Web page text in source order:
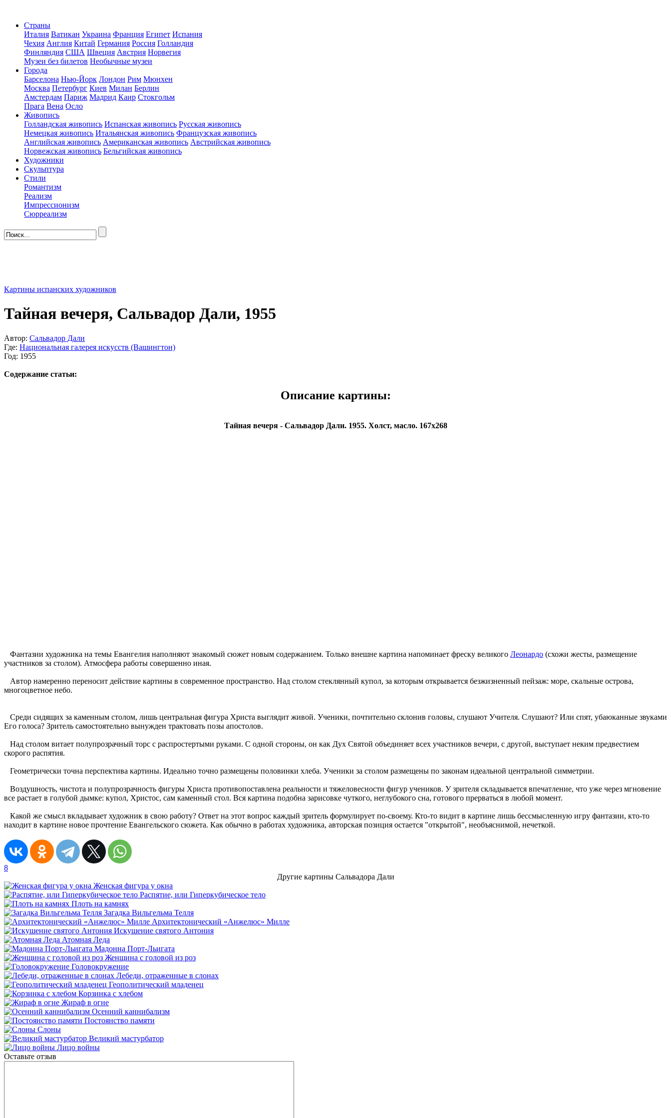
Страны
Италия Ватикан Украина Франция Египет Испания
Чехия Англия Китай Германия Россия Голландия
Финляндия США Швеция Австрия Норвегия
Музеи без билетов Необычные музеи
Города
Барселона Нью-Йорк Лондон Рим Мюнхен
Москва Петербург Киев Милан Берлин
Амстердам Париж Мадрид Каир Стокгольм
Прага Вена Осло
Живопись
Голландская живопись Испанская живопись Русская живопись
Немецкая живопись Итальянская живопись Французская живопись
Английская живопись Американская живопись Австрийская живопись
Норвежская живопись Бельгийская живопись
Художники
Скульптура
Стили
Романтизм
Реализм
Импрессионизм
Сюрреализм
Картины испанских художников
Тайная вечеря, Сальвадор Дали, 1955
Автор: Сальвадор Дали
Где: Национальная галерея искусств (Вашингтон)
Год: 1955
Содержание статьи:
Описание картины:
Тайная вечеря - Сальвадор Дали. 1955. Холст, масло. 167х268
Фантазии художника на темы Евангелия наполняют знакомый сюжет новым содержанием. Только внешне картина напоминает фреску великого Леонардо (схожи жесты, размещение
участников за столом). Атмосфера работы совершенно иная.
Автор намеренно переносит действие картины в современное пространство. Над столом стеклянный купол, за которым открывается безжизненный пейзаж: море, скальные острова,
многоцветное небо.
Среди сидящих за каменным столом, лишь центральная фигура Христа выглядит живой. Ученики, почтительно склонив головы, слушают Учителя. Слушают? Или спят, убаюканные звуками
Его голоса? Зритель самостоятельно вынужден трактовать позы апостолов.
Над столом витает полупрозрачный торс с распростертыми руками. С одной стороны, он как Дух Святой объединяет всех участников вечери, с другой, выступает неким предвестием
скорого распятия.
Геометрически точна перспектива картины. Идеально точно размещены половинки хлеба. Ученики за столом размещены по законам идеальной центральной симметрии.
Воздушность, чистота и полупрозрачность фигуры Христа противопоставлена реальности и тяжеловесности фигур учеников. У зрителя складывается впечатление, что уже через мгновение
все растает в голубой дымке: купол, Христос, сам каменный стол. Вся картина подобна зарисовке чуткого, неглубокого сна, готового прерваться в любой момент.
Какой же смысл вкладывает художник в свою работу? Ответ на этот вопрос каждый зритель формулирует по-своему. Кто-то видит в картине лишь бессмысленную игру фантазии, кто-то
находит в картине новое прочтение Евангельского сюжета. Как обычно в работах художника, авторская позиция остается "открытой", необъяснимой, нечеткой.
8
Другие картины Сальвадора Дали
Женская фигура у окна
Распятие, или Гиперкубическое тело
Плоть на камнях
Загадка Вильгельма Телля
Архитектонический «Анжелюс» Милле
Искушение святого Антония
Атомная Леда
Мадонна Порт-Льигата
Женщина с головой из роз
Головокружение
Лебеди, отраженные в слонах
Геополитический младенец
Корзинка с хлебом
Жираф в огне
Осенний каннибализм
Постоянство памяти
Слоны
Великий мастурбатор
Лицо войны
Оставьте отзыв